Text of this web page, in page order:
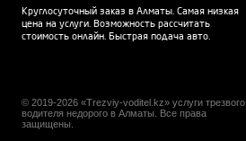
Круглосуточный заказ в Алматы. Самая низкая
цена на услуги. Возможность рассчитать
стоимость онлайн. Быстрая подача авто.
© 2019-2026 «Trezviy-voditel.kz» услуги трезвого
водителя недорого в Алматы. Все права
защищены.